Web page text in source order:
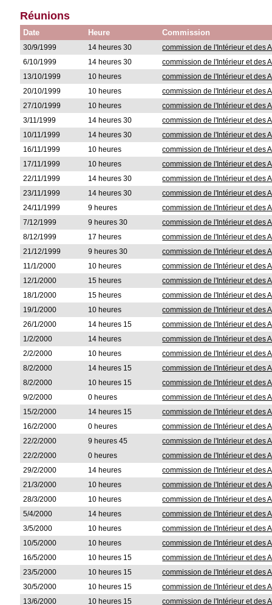
Réunions
Date Heure Commission
30/9/1999 14 heures 30
commission de l'Intérieur et des
6/10/1999
14 heures 30
commission de l'Intérieur et des
13/10/1999
10 heures
commission de l'Intérieur et des
20/10/1999
10 heures
commission de l'Intérieur et des
27/10/1999
10 heures
commission de l'Intérieur et des
3/11/1999
14 heures 30
commission de l'Intérieur et des
10/11/1999
14 heures 30
commission de l'Intérieur et des
16/11/1999
10 heures
commission de l'Intérieur et des
17/11/1999
10 heures
commission de l'Intérieur et des
22/11/1999
14 heures 30
commission de l'Intérieur et des
23/11/1999
14 heures 30
commission de l'Intérieur et des
24/11/1999
9 heures
commission de l'Intérieur et des
7/12/1999
9 heures 30
commission de l'Intérieur et des
8/12/1999
17 heures
commission de l'Intérieur et des
21/12/1999
9 heures 30
commission de l'Intérieur et des
11/1/2000
10 heures
commission de l'Intérieur et des
12/1/2000
15 heures
commission de l'Intérieur et des
18/1/2000
15 heures
commission de l'Intérieur et des
19/1/2000
10 heures
commission de l'Intérieur et des
26/1/2000
14 heures 15
commission de l'Intérieur et des
1/2/2000
14 heures
commission de l'Intérieur et des
2/2/2000
10 heures
commission de l'Intérieur et des
8/2/2000
14 heures 15
commission de l'Intérieur et des
8/2/2000
10 heures 15
commission de l'Intérieur et des
9/2/2000
0 heures
commission de l'Intérieur et des
15/2/2000
14 heures 15
commission de l'Intérieur et des
16/2/2000
0 heures
commission de l'Intérieur et des
22/2/2000
9 heures 45
commission de l'Intérieur et des
22/2/2000
0 heures
commission de l'Intérieur et des
29/2/2000
14 heures
commission de l'Intérieur et des
21/3/2000
10 heures
commission de l'Intérieur et des
28/3/2000
10 heures
commission de l'Intérieur et des
5/4/2000
14 heures
commission de l'Intérieur et des
3/5/2000
10 heures
commission de l'Intérieur et des
10/5/2000
10 heures
commission de l'Intérieur et des
16/5/2000
10 heures 15
commission de l'Intérieur et des
23/5/2000
10 heures 15
commission de l'Intérieur et des
30/5/2000
10 heures 15
commission de l'Intérieur et des
13/6/2000
10 heures 15
commission de l'Intérieur et des